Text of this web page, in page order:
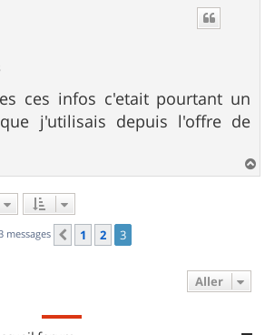
ces infos c'etait pourtant un
j'utilisais depuis l'offre de
a
messages Précédent
1 2 3
Aller